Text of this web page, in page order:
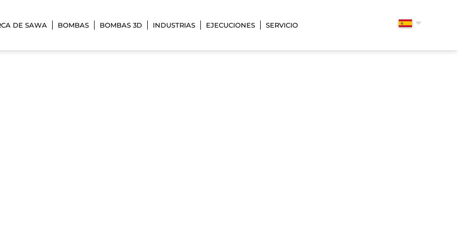
DE SAWA BOMBAS BOMBAS 3D INDUSTRIAS EJECUCIONES SERVICIO